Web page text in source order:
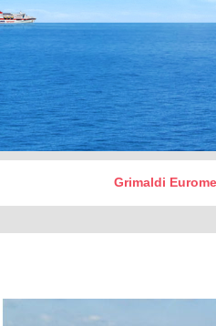
Grimaldi